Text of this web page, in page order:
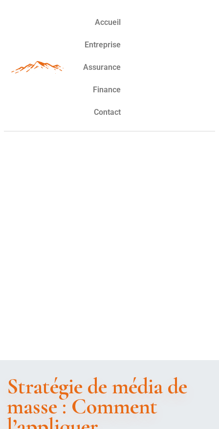
Accueil
Entreprise
Assurance
Finance
Contact
Stratégie de média de
masse : Comment